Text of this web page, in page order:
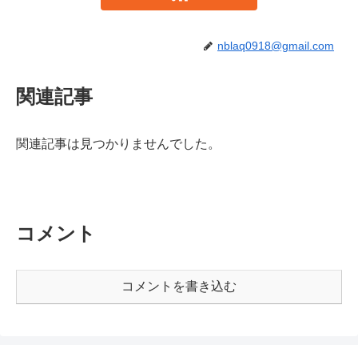
nblaq0918@gmail.com
関連記事
関連記事は見つかりませんでした。
コメント
コメントを書き込む